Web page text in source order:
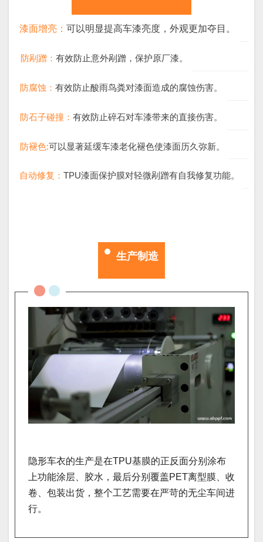
漆面增亮：可以明显提高车漆亮度，外观更加夺目。
防剐蹭： 有效防止意外剐蹭，保护原厂漆。
防腐蚀： 有效防止酸雨鸟粪对漆面造成的腐蚀伤害。
防石子碰撞： 有效防止碎石对车漆带来的直接伤害。
防褪色:可以显著延缓车漆老化褪色使漆面历久弥新。
自动修复：TPU漆面保护膜对轻微剐蹭有自我修复功能。
生产制造
隐形车衣的生产是在TPU基膜的正反面分别涂布
上功能涂层、胶水，最后分别覆盖PET离型膜、收
卷、包装出货，整个工艺需要在严苛的无尘车间进
行。